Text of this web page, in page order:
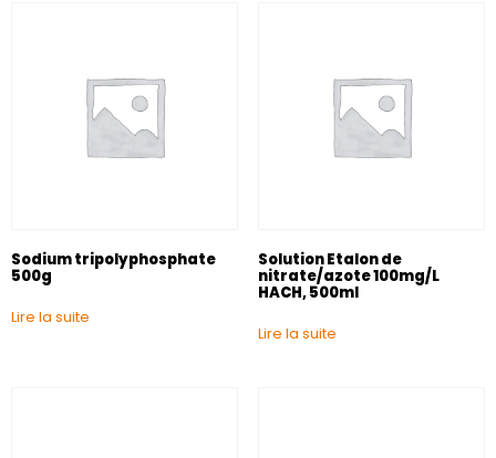
Sodium tripolyphosphate
500g
Lire la suite
Solution Etalon de
nitrate/azote 100mg/L
HACH, 500ml
Lire la suite